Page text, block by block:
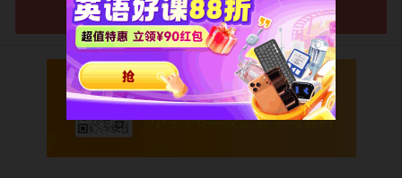
已设置的逐步退出，但仍留有相关“原则上”例外情
形。
最近印发的《指南》则是升级版“校内小卖部禁
设令”。其“升级”主要体现在三点：“不得在校内设置
小卖部、超市等食品经营场所”，表明不留“口子”彻底
禁止；“不得售卖高盐、高糖及高脂的食品和酒精饮
料”，比之前“避免售卖”语气加强了；另外，还禁止零
进入小学选课中心
微信扫码免费领取
小学1-6年级全套学习资料